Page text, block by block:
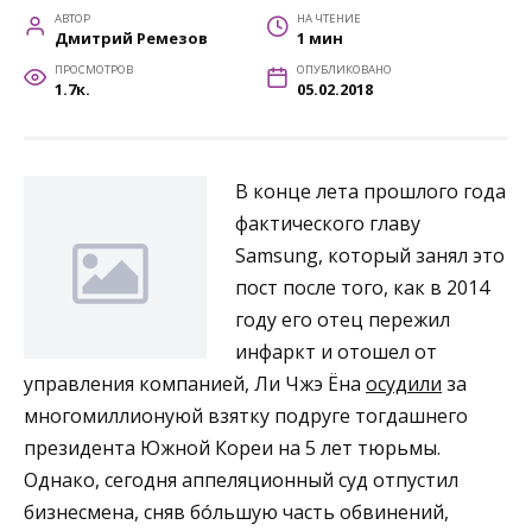
АВТОР
Дмитрий Ремезов
НА ЧТЕНИЕ
1 мин
ПРОСМОТРОВ
1.7к.
ОПУБЛИКОВАНО
05.02.2018
В конце лета прошлого года
фактического главу
Samsung, который занял это
пост после того, как в 2014
году его отец пережил
инфаркт и отошел от
управления компанией, Ли Чжэ Ёна осудили за
многомиллионуюй взятку подруге тогдашнего
президента Южной Кореи на 5 лет тюрьмы.
Однако, сегодня аппеляционный суд отпустил
бизнесмена, сняв бóльшую часть обвинений,